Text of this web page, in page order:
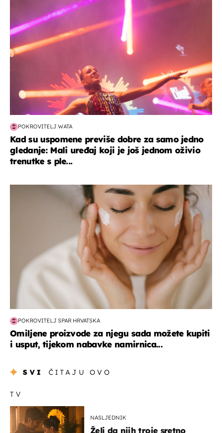
POKROVITELJ WATA
Kad su uspomene previše dobre za samo jedno
gledanje: Mali uređaj koji je još jednom oživio
trenutke s ple...
moda & ljepota
POKROVITELJ SPAR HRVATSKA
Omiljene proizvode za njegu sada možete kupiti
i usput, tijekom nabavke namirnica...
SVI ČITAJU OVO
TV
NASLJEDNIK
Želi da njih troje sretno